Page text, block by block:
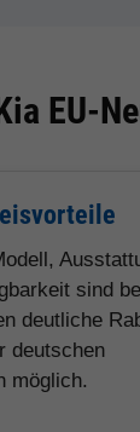
EU-
sind
deutliche
deutschen
möglich.